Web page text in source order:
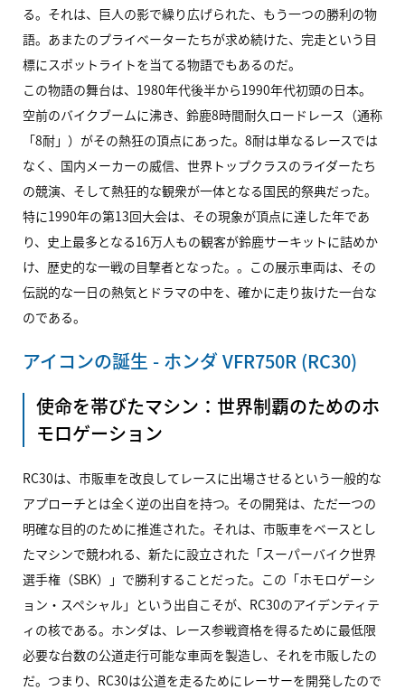
る。それは、巨人の影で繰り広げられた、もう一つの勝利の物
語。あまたのプライベーターたちが求め続けた、完走という目
標にスポットライトを当てる物語でもあるのだ。
この物語の舞台は、1980年代後半から1990年代初頭の日本。
空前のバイクブームに沸き、鈴鹿8時間耐久ロードレース（通称
「8耐」）がその熱狂の頂点にあった。8耐は単なるレースでは
なく、国内メーカーの威信、世界トップクラスのライダーたち
の競演、そして熱狂的な観衆が一体となる国民的祭典だった。
特に1990年の第13回大会は、その現象が頂点に達した年であ
り、史上最多となる16万人もの観客が鈴鹿サーキットに詰めか
け、歴史的な一戦の目撃者となった。。この展示車両は、その
伝説的な一日の熱気とドラマの中を、確かに走り抜けた一台な
のである。
アイコンの誕生 - ホンダVFR750R (RC30)
使命を帯びたマシン：世界制覇のためのホ
モロゲーション
RC30は、市販車を改良してレースに出場させるという一般的な
アプローチとは全く逆の出自を持つ。その開発は、ただ一つの
明確な目的のために推進された。それは、市販車をベースとし
たマシンで競われる、新たに設立された「スーパーバイク世界
選手権（SBK）」で勝利することだった。この「ホモロゲーシ
ョン・スペシャル」という出自こそが、RC30のアイデンティテ
ィの核である。ホンダは、レース参戦資格を得るために最低限
必要な台数の公道走行可能な車両を製造し、それを市販したの
だ。つまり、RC30は公道を走るためにレーサーを開発したので